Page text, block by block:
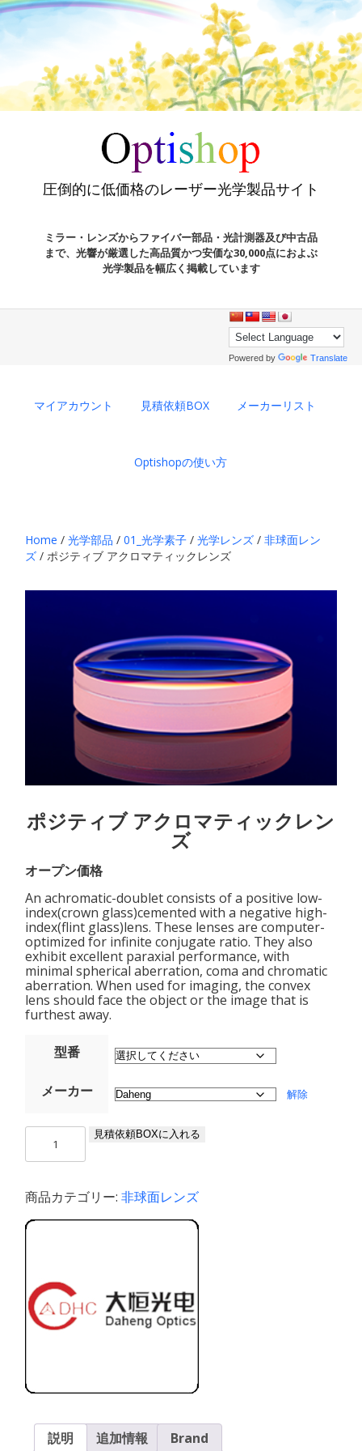
圧倒的に低価格のレーザー光学製品サイト
ミラー・レンズからファイバー部品・光計測器及び中古品
まで、光響が厳選した高品質かつ安価な30,000点におよぶ
光学製品を幅広く掲載しています
Powered by Translate
マイアカウント 見積依頼BOX メーカーリスト
Optishopの使い方
Home /光学部品 /01_光学素子 /光学レンズ /非球面レン
ズ / ポジティブ アクロマティックレンズ
ポジティブ アクロマティックレン
ズ
オープン価格
An achromatic-doublet consists of a positive low-
index(crown glass)cemented with a negative high-
index(flint glass)lens. These lenses are computer-
optimized for infinite conjugate ratio. They also
exhibit excellent paraxial performance, with
minimal spherical aberration, coma and chromatic
aberration. When used for imaging, the convex
lens should face the object or the image that is
furthest away.
型番
メーカー 解除
ィ
ブ
ア
マ
テ
ィ
ン
見積依頼BOXに入れる
商品カテゴリー:非球面レンズ
説明 追加情報 Brand